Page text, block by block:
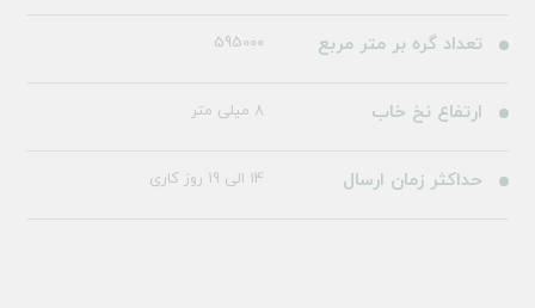
تعداد گره بر متر مربع 595000
ارتفاع نخ خاب 8 میلی متر
حداکثر زمان ارسال 14 الی 19 روز کاری